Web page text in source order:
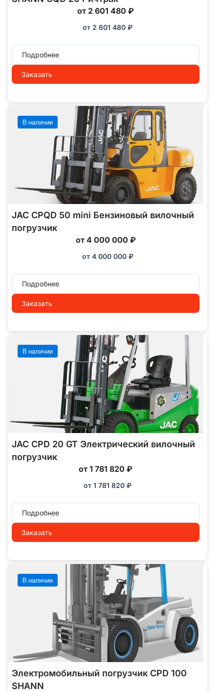
от 2 601 480 ₽
от 2 601 480 ₽
Подробнее
Заказать
В наличии
JAC CPQD 50 mini Бензиновый вилочный
погрузчик
от 4 000 000 ₽
от 4 000 000 ₽
Подробнее
Заказать
В наличии
JAC CPD 20 GT Электрический вилочный
погрузчик
от 1 781 820 ₽
от 1 781 820 ₽
Подробнее
Заказать
В наличии
Электромобильный погрузчик CPD 100
SHANN